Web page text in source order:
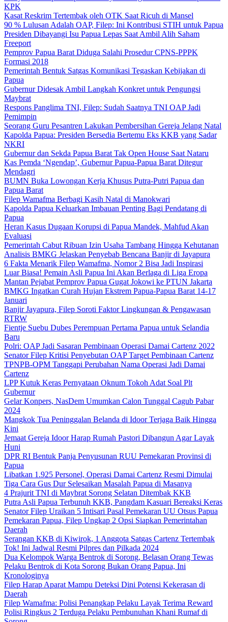
KPK
Kasat Reskrim Tertembak oleh OTK Saat Ricuh di Mansel
90 % Lulusan Adalah OAP, Filep: Ini Kontribusi STIH untuk Papua
Presiden Dibayangi Isu Papua Lepas Saat Ambil Alih Saham
Freeport
Pemprov Papua Barat Diduga Salahi Prosedur CPNS-PPPK
Formasi 2018
Pemerintah Bentuk Satgas Komunikasi Tegaskan Kebijakan di
Papua
Gubernur Didesak Ambil Langkah Konkret untuk Pengungsi
Maybrat
Respons Panglima TNI, Filep: Sudah Saatnya TNI OAP Jadi
Pemimpin
Seorang Guru Pesantren Lakukan Pembersihan Gereja Jelang Natal
Kapolda Papua: Presiden Bersedia Bertemu Eks KKB yang Sadar
NKRI
Gubernur dan Sekda Papua Barat Tak Open House Saat Nataru
Kas Pemda ‘Ngendap’, Gubernur Papua-Papua Barat Ditegur
Mendagri
BUMN Buka Lowongan Kerja Khusus Putra-Putri Papua dan
Papua Barat
Filep Wamafma Berbagi Kasih Natal di Manokwari
Kapolda Papua Keluarkan Imbauan Penting Bagi Pendatang di
Papua
Heran Kasus Dugaan Korupsi di Papua Mandek, Mahfud Akan
Evaluasi
Pemerintah Cabut Ribuan Izin Usaha Tambang Hingga Kehutanan
Analisis BMKG Jelaskan Penyebab Bencana Banjir di Jayapura
6 Fakta Menarik Filep Wamafma, Nomor 2 Bisa Jadi Inspirasi
Luar Biasa! Pemain Asli Papua Ini Akan Berlaga di Liga Eropa
Mantan Pejabat Pemprov Papua Gugat Jokowi ke PTUN Jakarta
BMKG Ingatkan Curah Hujan Ekstrem Papua-Papua Barat 14-17
Januari
Banjir Jayapura, Filep Soroti Faktor Lingkungan & Pengawasan
RTRW
Fientje Suebu Dubes Perempuan Pertama Papua untuk Selandia
Baru
Polri: OAP Jadi Sasaran Pembinaan Operasi Damai Cartenz 2022
Senator Filep Kritisi Penyebutan OAP Target Pembinaan Cartenz
TPNPB-OPM Tanggapi Perubahan Nama Operasi Jadi Damai
Cartenz
LPP Kutuk Keras Pernyataan Oknum Tokoh Adat Soal Plt
Gubernur
Gelar Konpers, NasDem Umumkan Calon Tunggal Cagub Pabar
2024
Mangkok Tua Peninggalan Belanda di Idoor Terjaga Baik Hingga
Kini
Jemaat Gereja Idoor Harap Rumah Pastori Dibangun Agar Layak
Huni
DPR RI Bentuk Panja Penyusunan RUU Pemekaran Provinsi di
Papua
Libatkan 1.925 Personel, Operasi Damai Cartenz Resmi Dimulai
Tiga Cara Gus Dur Selesaikan Masalah Papua di Masanya
4 Prajurit TNI di Maybrat Sorong Selatan Ditembak KKB
Putra Asli Papua Terbunuh KKB, Pangdam Kasuari Bereaksi Keras
Senator Filep Uraikan 5 Intisari Pasal Pemekaran UU Otsus Papua
Pemekaran Papua, Filep Ungkap 2 Opsi Siapkan Pemerintahan
Daerah
Serangan KKB di Kiwirok, 1 Anggota Satgas Cartenz Tertembak
Tok! Ini Jadwal Resmi Pilpres dan Pilkada 2024
Dua Kelompok Warga Bentrok di Sorong, Belasan Orang Tewas
Pelaku Bentrok di Kota Sorong Bukan Orang Papua, Ini
Kronologinya
Filep Harap Aparat Mampu Deteksi Dini Potensi Kekerasan di
Daerah
Filep Wamafma: Polisi Penangkap Pelaku Layak Terima Reward
Polisi Ringkus 2 Terduga Pelaku Pembunuhan Khani Rumaf di